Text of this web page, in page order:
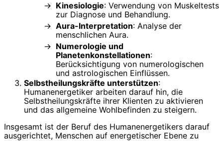
Kinesiologie: Verwendung von Muskeltests
zur Diagnose und Behandlung.
Aura-Interpretation: Analyse der
menschlichen Aura.
Numerologie und
Planetenkonstellationen:
Berücksichtigung von numerologischen
und astrologischen Einflüssen.
Selbstheilungskräfte unterstützen:
Humanenergetiker arbeiten darauf hin, die
Selbstheilungskräfte ihrer Klienten zu aktivieren
und das allgemeine Wohlbefinden zu steigern.
Insgesamt ist der Beruf des Humanenergetikers darauf
ausgerichtet, Menschen auf energetischer Ebene zu